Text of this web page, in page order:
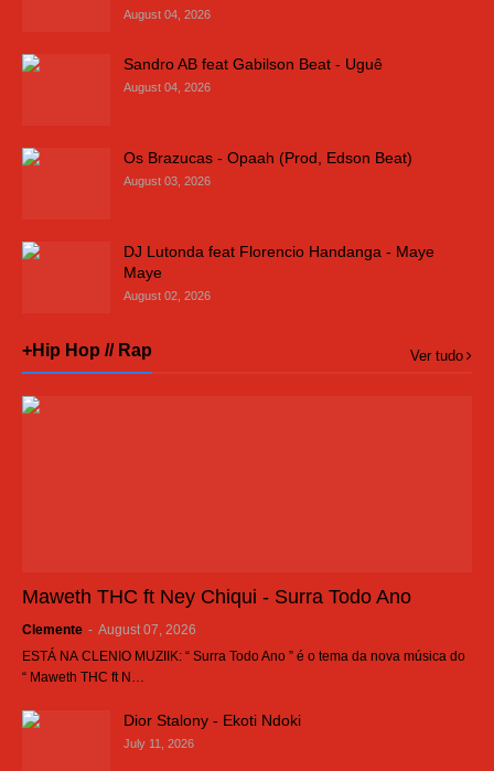
August 04, 2026
Sandro AB feat Gabilson Beat - Uguê
August 04, 2026
Os Brazucas - Opaah (Prod, Edson Beat)
August 03, 2026
DJ Lutonda feat Florencio Handanga - Maye
Maye
August 02, 2026
+Hip Hop // Rap Ver tudo
Maweth THC ft Ney Chiqui - Surra Todo Ano
Clemente - August 07, 2026
ESTÁ NA CLENIO MUZIIK: “ Surra Todo Ano ” é o tema da nova música do
“ Maweth THC ft N…
Dior Stalony - Ekoti Ndoki
July 11, 2026